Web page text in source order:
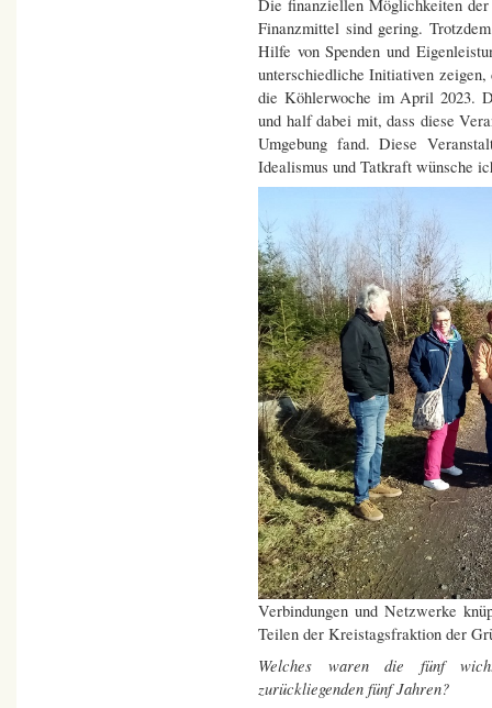
Die finanziellen Möglichkeiten
Finanzmittel sind gering.
Hilfe von Spenden und
unterschiedliche Initiativen
die Köhlerwoche im April 2023.
und half dabei mit, dass diese
Umgebung fand. Diese
Idealismus und Tatkraft wünsche
Verbindungen und Netzwerke
Teilen der Kreistagsfraktion der
Welches waren die fünf
zurückliegenden fünf Jahren?